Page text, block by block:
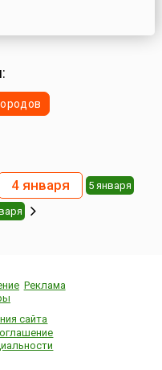
4 января 5 января
Реклама
сайта